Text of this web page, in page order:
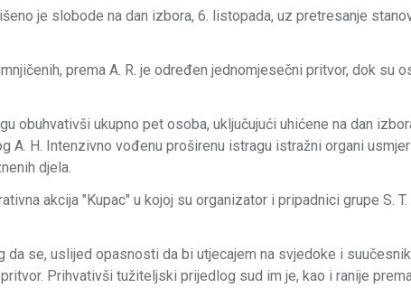
je slobode na dan izbora, 6. listopada, uz pretresanje
prema A. R. je određen jednomjesečni pritvor, dok su
obuhvativši ukupno pet osoba, uključujući uhićene na dan
A. H. Intenzivno vođenu proširenu istragu istražni organi
djela.
akcija "Kupac" u kojoj su organizator i pripadnici grupe S. T.
se, uslijed opasnosti da bi utjecajem na svjedoke i
Prihvativši tužiteljski prijedlog sud im je, kao i ranije